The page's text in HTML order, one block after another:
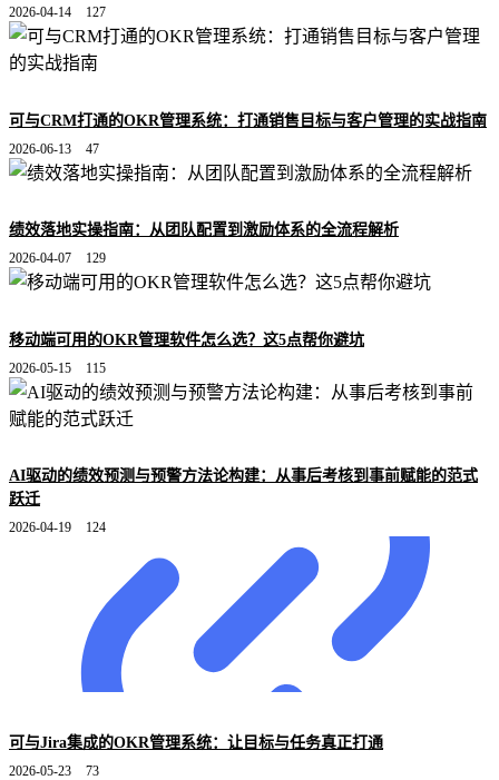
2026-04-14 127
可与CRM打通的OKR管理系统：打通销售目标与客户管理的实战指南
2026-06-13 47
绩效落地实操指南：从团队配置到激励体系的全流程解析
2026-04-07 129
移动端可用的OKR管理软件怎么选？这5点帮你避坑
2026-05-15 115
AI驱动的绩效预测与预警方法论构建：从事后考核到事前赋能的范式
跃迁
2026-04-19 124
可与Jira集成的OKR管理系统：让目标与任务真正打通
2026-05-23 73